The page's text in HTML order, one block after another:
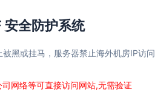
安全防护系统
黑或挂马，服务器禁止海外机房IP访问
网络等可直接访问网站,无需验证